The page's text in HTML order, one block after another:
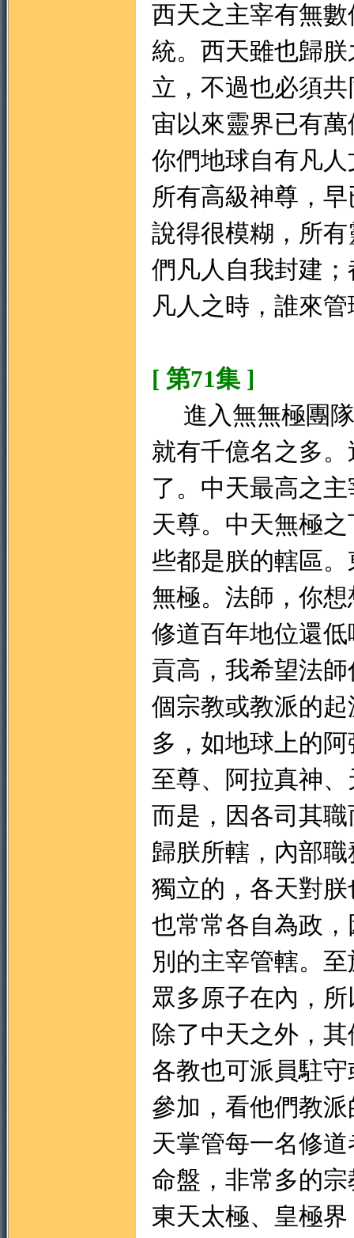
西天之主宰有無
統。西天雖也歸
立，不過也必須
宙以來靈界已有
你們地球自有凡
所有高級神尊，
說得很模糊，所
們凡人自我封建
凡人之時，誰來
[ 第71集 ]
進入無無極團隊
就有千億名之多
了。中天最高之
天尊。中天無極
些都是朕的轄區
無極。法師，你
修道百年地位還
貢高，我希望法
個宗教或教派的
多，如地球上的
至尊、阿拉真神
而是，因各司其
歸朕所轄，內部
獨立的，各天對
也常常各自為政
別的主宰管轄。
眾多原子在內，
除了中天之外，
各教也可派員駐
參加，看他們教
天掌管每一名修
命盤，非常多的
東天太極、皇極